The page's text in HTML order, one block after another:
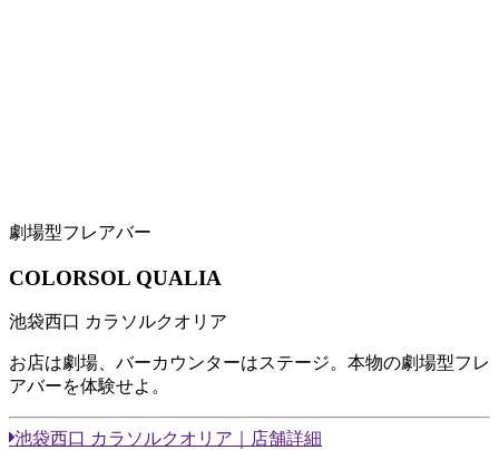
劇場型フレアバー
COLORSOL QUALIA
池袋西口 カラソルクオリア
お店は劇場、バーカウンターはステージ。本物の劇場型フレ
アバーを体験せよ。
池袋西口 カラソルクオリア｜店舗詳細